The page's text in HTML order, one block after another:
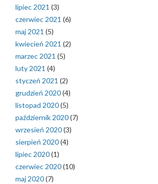
lipiec 2021 (3)
czerwiec 2021 (6)
maj 2021 (5)
kwiecień 2021 (2)
marzec 2021 (5)
luty 2021 (4)
styczeń 2021 (2)
grudzień 2020(4)
listopad 2020(5)
październik 2020(7)
wrzesień 2020(3)
sierpień 2020(4)
lipiec 2020(1)
czerwiec 2020(10)
maj 2020(7)